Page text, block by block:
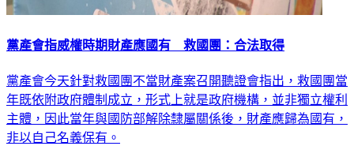
黨產會指威權時期財產應國有 救國團：合法取得
黨產會今天針對救國團不當財產案召開聽證會指出，救國團當
年既依附政府體制成立，形式上就是政府機構，並非獨立權利
主體，因此當年與國防部解除隸屬關係後，財產應歸為國有，
非以自己名義保有。